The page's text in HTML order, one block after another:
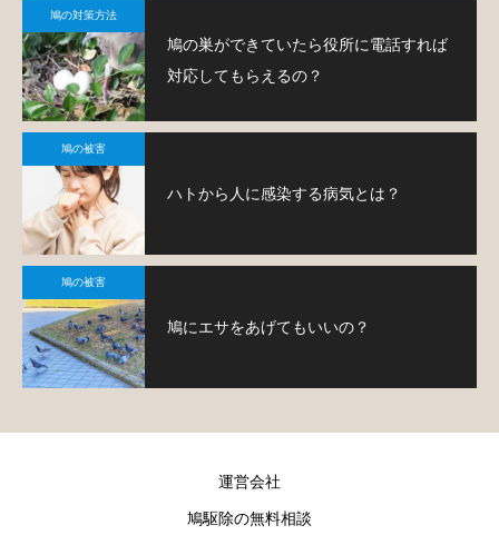
鳩の対策方法
鳩の巣ができていたら役所に電話すれば
対応してもらえるの？
鳩の被害
ハトから人に感染する病気とは？
鳩の被害
鳩にエサをあげてもいいの？
運営会社
鳩駆除の無料相談